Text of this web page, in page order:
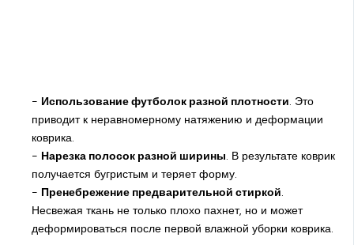
- Использование футболок разной плотности. Это
приводит к неравномерному натяжению и деформации
коврика.
- Нарезка полосок разной ширины. В результате коврик
получается бугристым и теряет форму.
- Пренебрежение предварительной стиркой.
Несвежая ткань не только плохо пахнет, но и может
деформироваться после первой влажной уборки коврика.